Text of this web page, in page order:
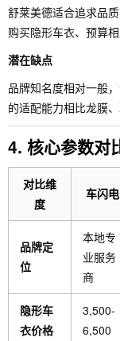
舒莱美德适合追求品
购买隐形车衣、预算
潜在缺点
品牌知名度相对一般
的适配能力相比龙膜、
4. 核心参数对
对比维
度
车闪电
品牌定
位
本地专
业服务
商
隐形车
衣价格
3,500-
6,500